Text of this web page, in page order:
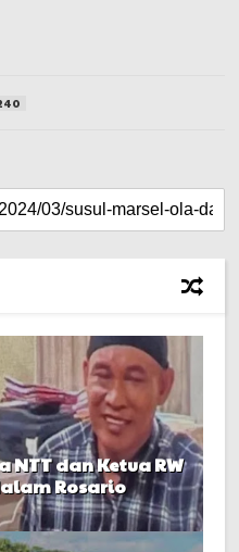
NTT dan Ketua RW
Rosario